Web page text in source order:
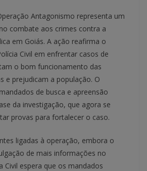
Antagonismo representa um
combate aos crimes contra a
em Goiás. A ação reafirma o
Civil em enfrentar casos de
o bom funcionamento das
e prejudicam a população. O
de busca e apreensão
da investigação, que agora se
provas para fortalecer o caso.
ligadas à operação, embora o
de mais informações no
Civil espera que os mandados